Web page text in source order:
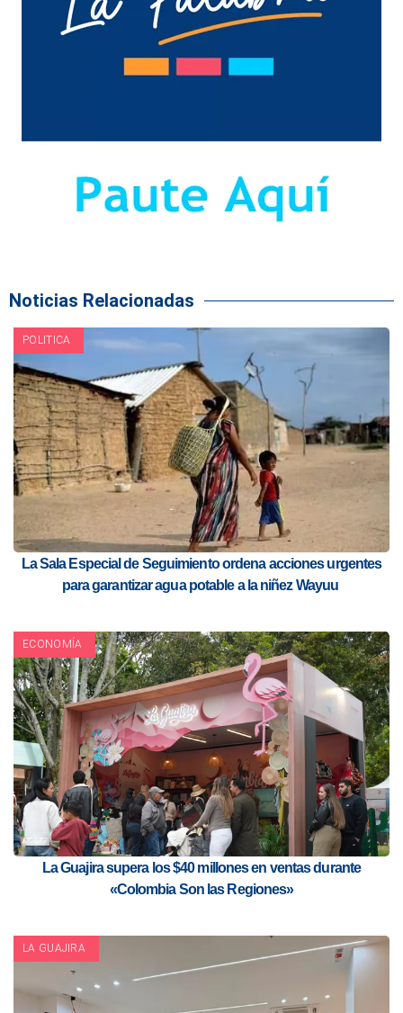
Noticias Relacionadas
POLITICA
La Sala Especial de Seguimiento ordena acciones urgentes
para garantizar agua potable a la niñez Wayuu
ECONOMÍA
La Guajira supera los $40 millones en ventas durante
«Colombia Son las Regiones»
LA GUAJIRA